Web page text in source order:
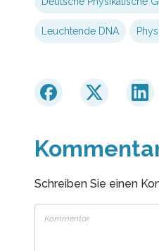
Leuchtende DNA
Schreiben Sie einen